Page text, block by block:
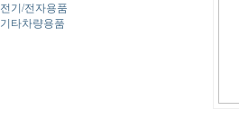
전기/전자용품
기타차량용품